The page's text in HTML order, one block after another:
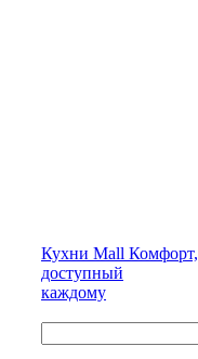
Кухни Mall Комфорт,
доступный
каждому